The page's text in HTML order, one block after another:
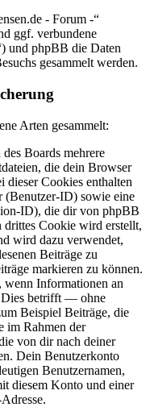
- Forum -“
ggf. verbundene
und phpBB die Daten
gesammelt werden.
Arten gesammelt:
Boards mehrere
die dein Browser
dieser Cookies enthalten
(Benutzer-ID) sowie eine
ID), die dir von phpBB
Cookie wird erstellt,
wird dazu verwendet,
Beiträge zu
markieren zu können.
wenn Informationen an
Dies betrifft — ohne
Beispiel Beiträge, die
im Rahmen der
von dir nach deiner
Dein Benutzerkonto
Benutzernamen,
diesem Konto und einer